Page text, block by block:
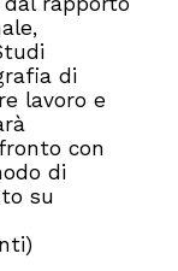
di
lavoro e
con
di
su